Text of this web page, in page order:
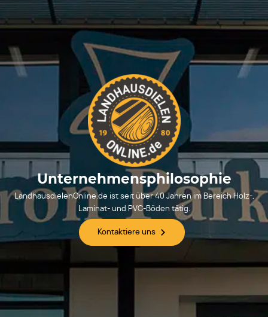
Unternehmensphilosophie
LandhausdielenOnline.de ist seit über 40 Jahren im Bereich Holz-,
Laminat- und PVC-Böden tätig.
Kontaktiere uns